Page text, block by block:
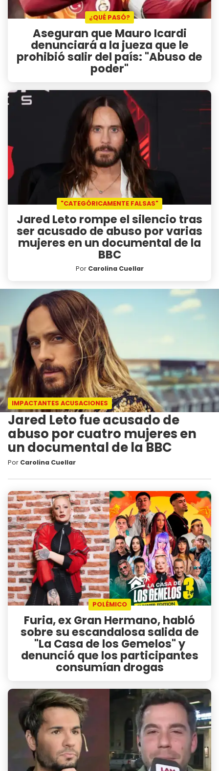
¿QUÉ PASÓ?
Aseguran que Mauro Icardi
denunciará a la jueza que le
prohibió salir del país: "Abuso de
poder"
"CATEGÓRICAMENTE FALSAS"
Jared Leto rompe el silencio tras
ser acusado de abuso por varias
mujeres en un documental de la
BBC
Por Carolina Cuellar
IMPACTANTES ACUSACIONES
Jared Leto fue acusado de
abuso por cuatro mujeres en
un documental de la BBC
Por Carolina Cuellar
POLÉMICO
Furia, ex Gran Hermano, habló
sobre su escandalosa salida de
"La Casa de los Gemelos" y
denunció que los participantes
consumían drogas